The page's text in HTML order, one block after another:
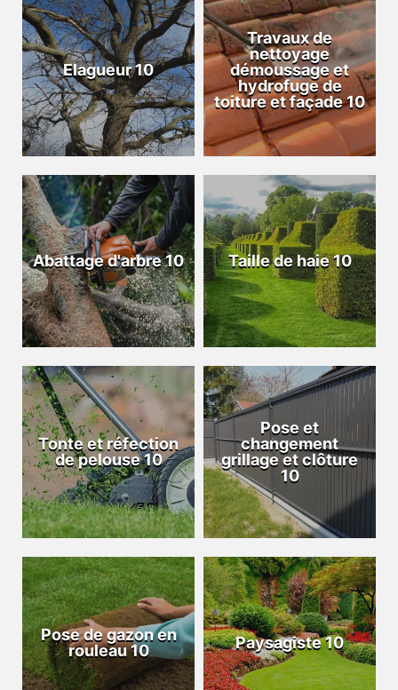
Elagueur 10
Travaux de
nettoyage
démoussage et
hydrofuge de
toiture et façade 10
Abattage d'arbre 10 Taille de haie 10
Tonte et réfection
de pelouse 10
Pose et
changement
grillage et clôture
10
Pose de gazon en
rouleau 10
Paysagiste 10